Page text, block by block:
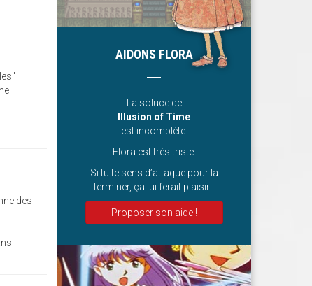
des
AIDONS FLORA
La soluce de
Illusion of Time
est incomplète.
Flora est très triste.
Si tu te sens d’attaque pour la
terminer, ça lui ferait plaisir !
Proposer son aide !